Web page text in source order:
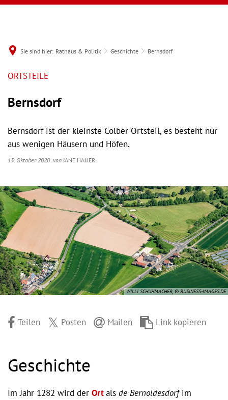
Sie sind hier: Rathaus & Politik Geschichte Bernsdorf
ORTSTEILE
Bernsdorf
Bernsdorf ist der kleinste Cölber Ortsteil, es besteht nur
aus wenigen Häusern und Höfen.
13. Oktober 2020 vonJANE HAUER
WILLI SCHUHMACHER, © BUSINESS-IMAGES.DE
Teilen Posten Mailen Link kopieren
Geschichte
Im Jahr 1282 wird der Ortals de Bernoldesdorfim